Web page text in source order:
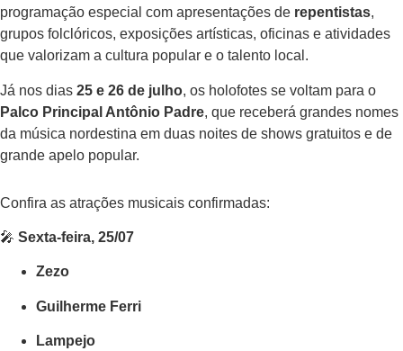
programação especial com apresentações de repentistas,
grupos folclóricos, exposições artísticas, oficinas e atividades
que valorizam a cultura popular e o talento local.
Já nos dias 25 e 26 de julho, os holofotes se voltam para o
Palco Principal Antônio Padre, que receberá grandes nomes
da música nordestina em duas noites de shows gratuitos e de
grande apelo popular.
Confira as atrações musicais confirmadas:
🎤 Sexta-feira, 25/07
Zezo
Guilherme Ferri
Lampejo